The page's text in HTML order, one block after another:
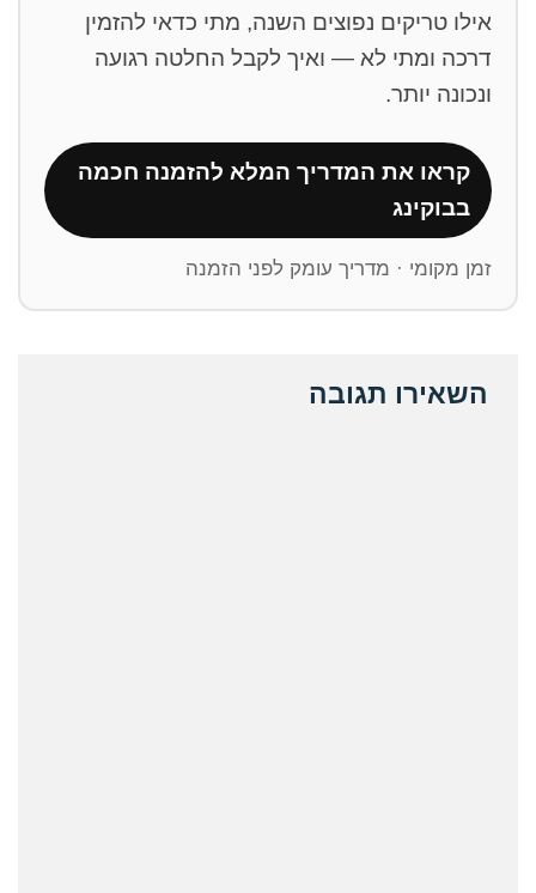
אילו טריקים נפוצים השנה, מתי כדאי להזמין
דרכה ומתי לא — ואיך לקבל החלטה רגועה
ונכונה יותר.
קראו את המדריך המלא להזמנה חכמה
בבוקינג
זמן מקומי · מדריך עומק לפני הזמנה
השאירו תגובה